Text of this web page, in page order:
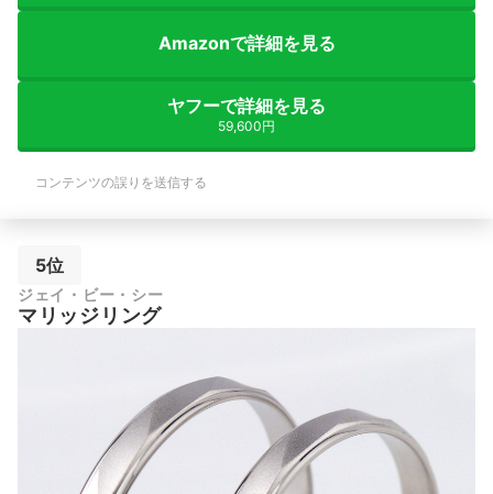
Amazonで詳細を見る
ヤフーで詳細を見る
59,600円
コンテンツの誤りを送信する
5位
ジェイ・ビー・シー
マリッジリング